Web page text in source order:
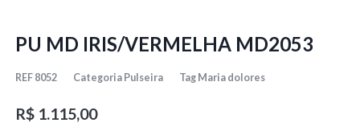
PU MD IRIS/VERMELHA MD2053
REF 8052 Categoria Pulseira Tag Maria dolores
R$1.115,00